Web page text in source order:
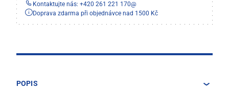
Kontaktujte nás: +420 261 221 170@
Doprava zdarma při objednávce nad 1500 Kč
POPIS